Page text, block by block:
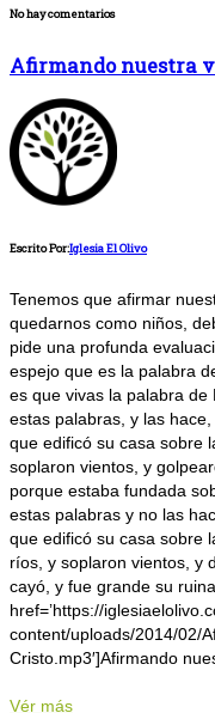
No hay comentarios
Afirmando nuestra
Escrito Por:Iglesia El Olivo
Tenemos que afirmar
quedarnos como niños,
pide una profunda
espejo que es la palabra
es que vivas la palabra
estas palabras, y las
que edificó su casa sobre
soplaron vientos, y
porque estaba fundada
estas palabras y no las
que edificó su casa sobre
ríos, y soplaron vientos, y
cayó, y fue grande su
href=’https://
content/uploads/2014/02/
Cristo.mp3′]Afirmando
Vér más